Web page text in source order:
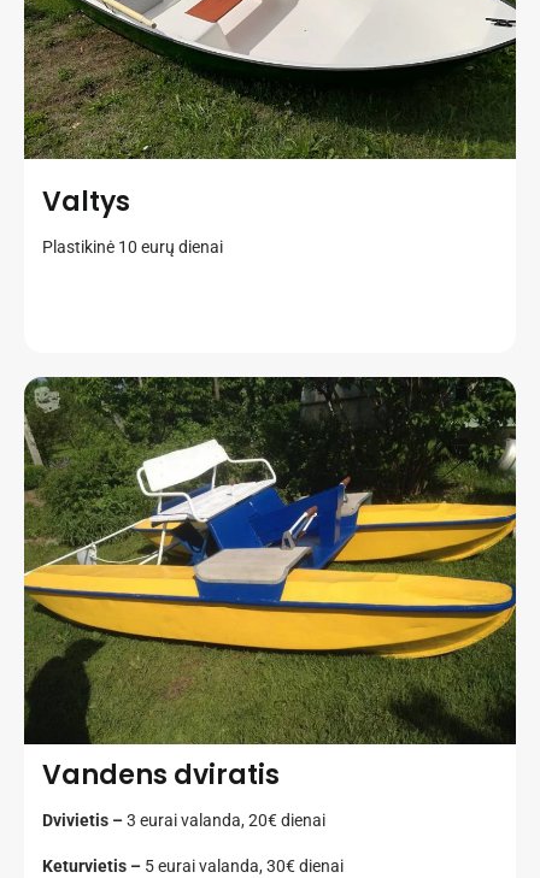
Valtys
Plastikinė 10 eurų dienai
Vandens dviratis
Dvivietis –3 eurai valanda, 20€ dienai
Keturvietis – 5 eurai valanda, 30€ dienai